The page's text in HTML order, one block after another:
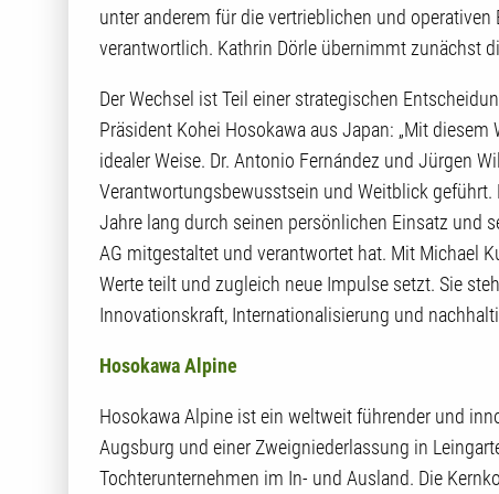
unter anderem für die vertrieblichen und
verantwortlich. Kathrin Dörle übernimmt zunächst
Der Wechsel ist Teil einer strategischen
Präsident Kohei Hosokawa aus Japan: „Mit
idealer Weise. Dr. Antonio Fernández und Jürgen
Verantwortungsbewusstsein und Weitblick geführt.
Jahre lang durch seinen persönlichen Einsatz und
AG mitgestaltet und verantwortet hat. Mit Michael
Werte teilt und zugleich neue Impulse setzt. Sie
Innovationskraft, Internationalisierung und
Hosokawa Alpine
Hosokawa Alpine ist ein weltweit führender und
Augsburg und einer Zweigniederlassung in
Tochterunternehmen im In- und Ausland. Die